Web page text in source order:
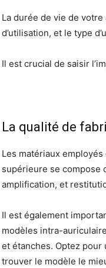
La durée de vie de
d’utilisation, et le type
Il est crucial de saisir
La qualité de
Les matériaux
supérieure se compose
amplification, et
Il est également
modèles intra-
et étanches. Optez pour
trouver le modèle le